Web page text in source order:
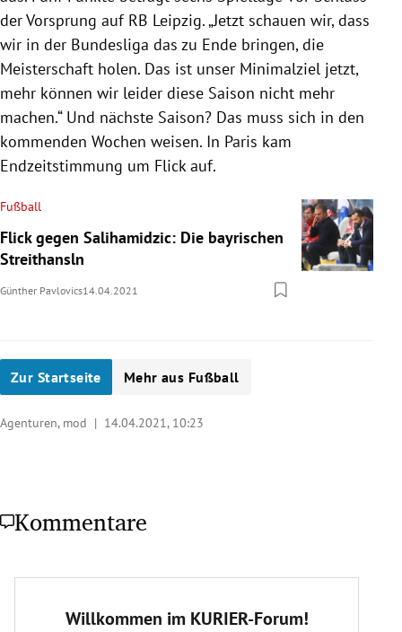
der Vorsprung auf RB Leipzig. „Jetzt schauen wir, dass
wir in der Bundesliga das zu Ende bringen, die
Meisterschaft holen. Das ist unser Minimalziel jetzt,
mehr können wir leider diese Saison nicht mehr
machen.“ Und nächste Saison? Das muss sich in den
kommenden Wochen weisen. In Paris kam
Endzeitstimmung um Flick auf.
Fußball
Flick gegen Salihamidzic: Die bayrischen
Streithansln
Günther Pavlovics14.04.2021
Zur Startseite Mehr aus Fußball
Agenturen, mod | 14.04.2021, 10:23
Kommentare